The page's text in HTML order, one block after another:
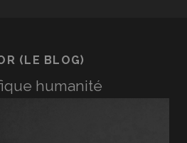
(LE BLOG)
humanité